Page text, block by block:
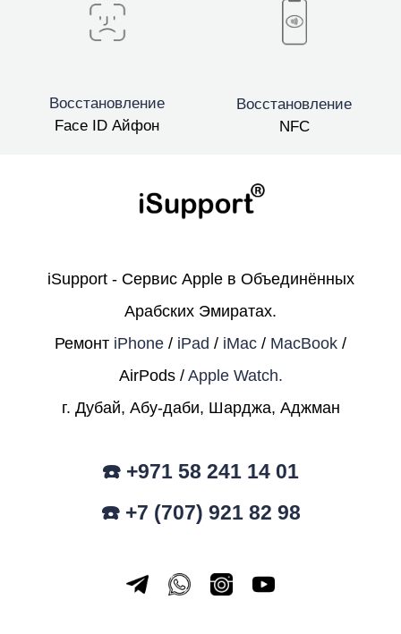
Восстановление
Face ID Айфон
Восстановление
NFC
iSupport - Сервис Apple в Объединённых
Арабских Эмиратах.
Ремонт iPhone / iPad / iMac / MacBook /
AirPods / Apple Watch.
г. Дубай, Абу-даби, Шарджа, Аджман
☎️ +971 58 241 14 01
☎️ +7 (707) 921 82 98